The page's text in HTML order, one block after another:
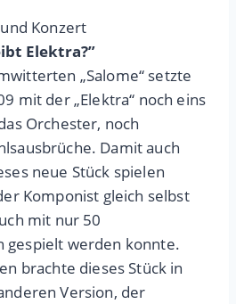
Konzert
Elektra?”
„Salome“ setzte
mit der „Elektra“ noch eins
Orchester, noch
Damit auch
neue Stück spielen
Komponist gleich selbst
mit nur 50
gespielt werden konnte.
brachte dieses Stück in
Version, der